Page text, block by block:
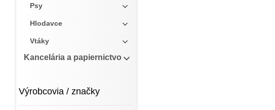
Psy
Hlodavce
Vtáky
Kancelária a papiernictvo
Výrobcovia / značky